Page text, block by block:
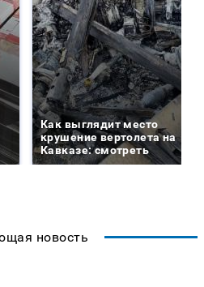
Как выглядит место
крушение вертолета на
Кавказе: смотреть
новость